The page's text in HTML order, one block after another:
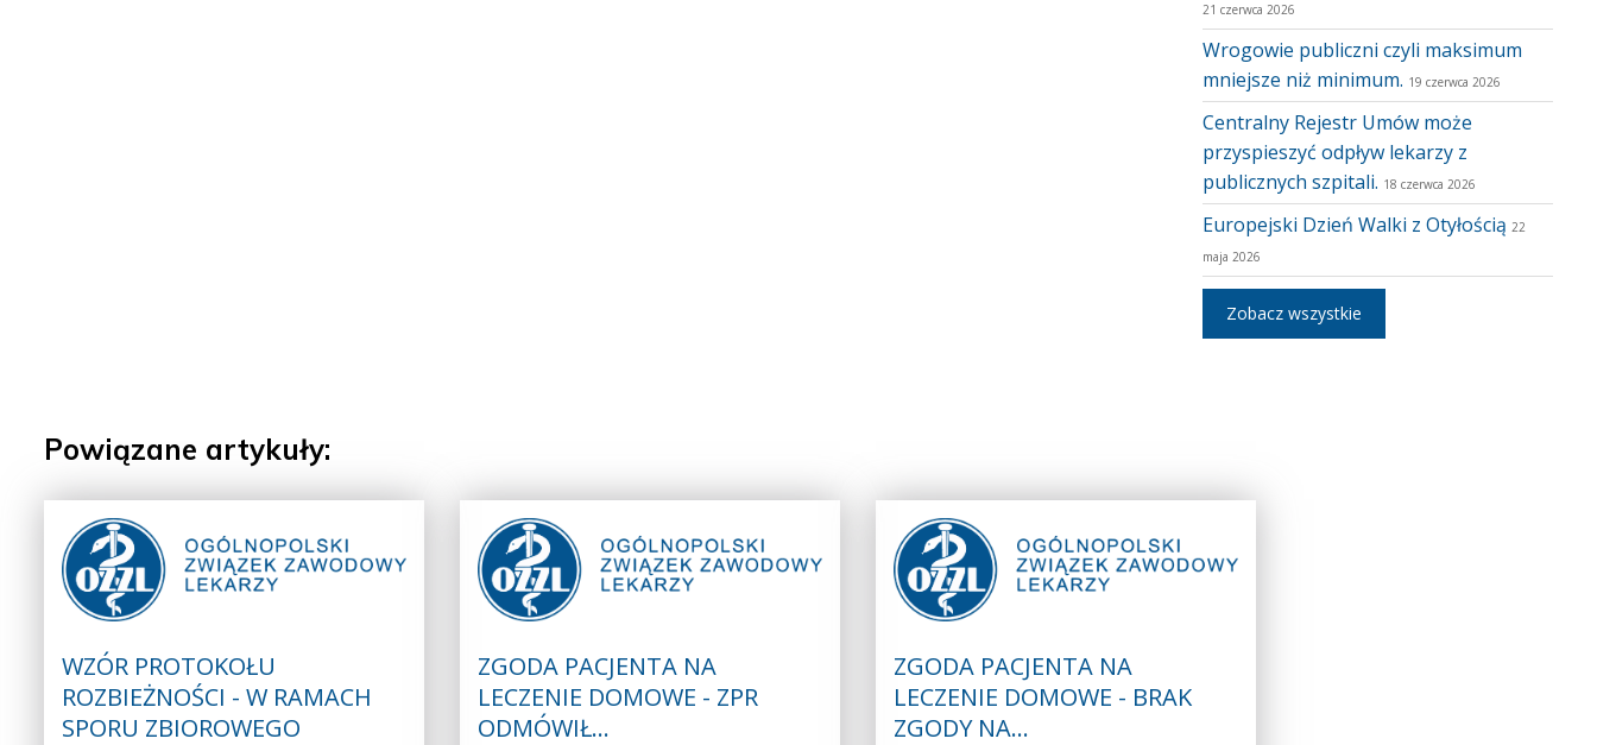
21 czerwca 2026
Wrogowie publiczni czyli maksimum
mniejsze niż minimum. 19 czerwca 2026
Centralny Rejestr Umów może
przyspieszyć odpływ lekarzy z
publicznych szpitali. 18 czerwca 2026
Europejski Dzień Walki z Otyłością 22
maja 2026
Zobacz wszystkie
Powiązane artykuły:
WZÓR PROTOKOŁU
ROZBIEŻNOŚCI - W RAMACH
SPORU ZBIOROWEGO
ZGODA PACJENTA NA
LECZENIE DOMOWE - ZPR
ODMÓWIŁ…
ZGODA PACJENTA NA
LECZENIE DOMOWE - BRAK
ZGODY NA…